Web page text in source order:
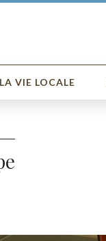
LA VIE LOCALE